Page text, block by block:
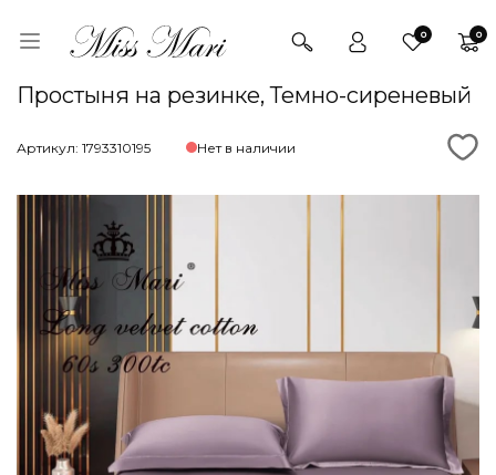
0 0
Простыня на резинке, Темно-сиреневый
Артикул: 1793310195 Нет в наличии